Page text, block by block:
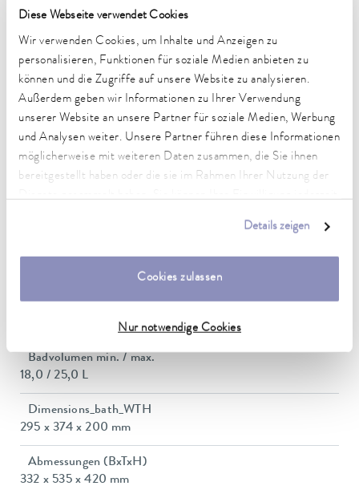
Diese Webseite verwendet Cookies
Wir verwenden Cookies, um Inhalte und Anzeigen zu
personalisieren, Funktionen für soziale Medien anbieten zu
können und die Zugriffe auf unsere Website zu analysieren.
Außerdem geben wir Informationen zu Ihrer Verwendung
unserer Website an unsere Partner für soziale Medien, Werbung
und Analysen weiter. Unsere Partner führen diese Informationen
möglicherweise mit weiteren Daten zusammen, die Sie ihnen
bereitgestellt haben oder die sie im Rahmen Ihrer Nutzung der
Details zeigen
Cookies zulassen
Nur notwendige Cookies
5 ... 40 °C
Temperaturkonstanz
0,05 ± K
Heizleistung max.
1,5 kW
Leistungsaufnahme max.
1,5 kW
Leistungsaufnahme
Förderdruck max.
Badvolumen min. / max.
18,0 / 25,0 L
Dimensions_bath_WTH
295 x 374 x 200 mm
Abmessungen (BxTxH)
332 x 535 x 420 mm